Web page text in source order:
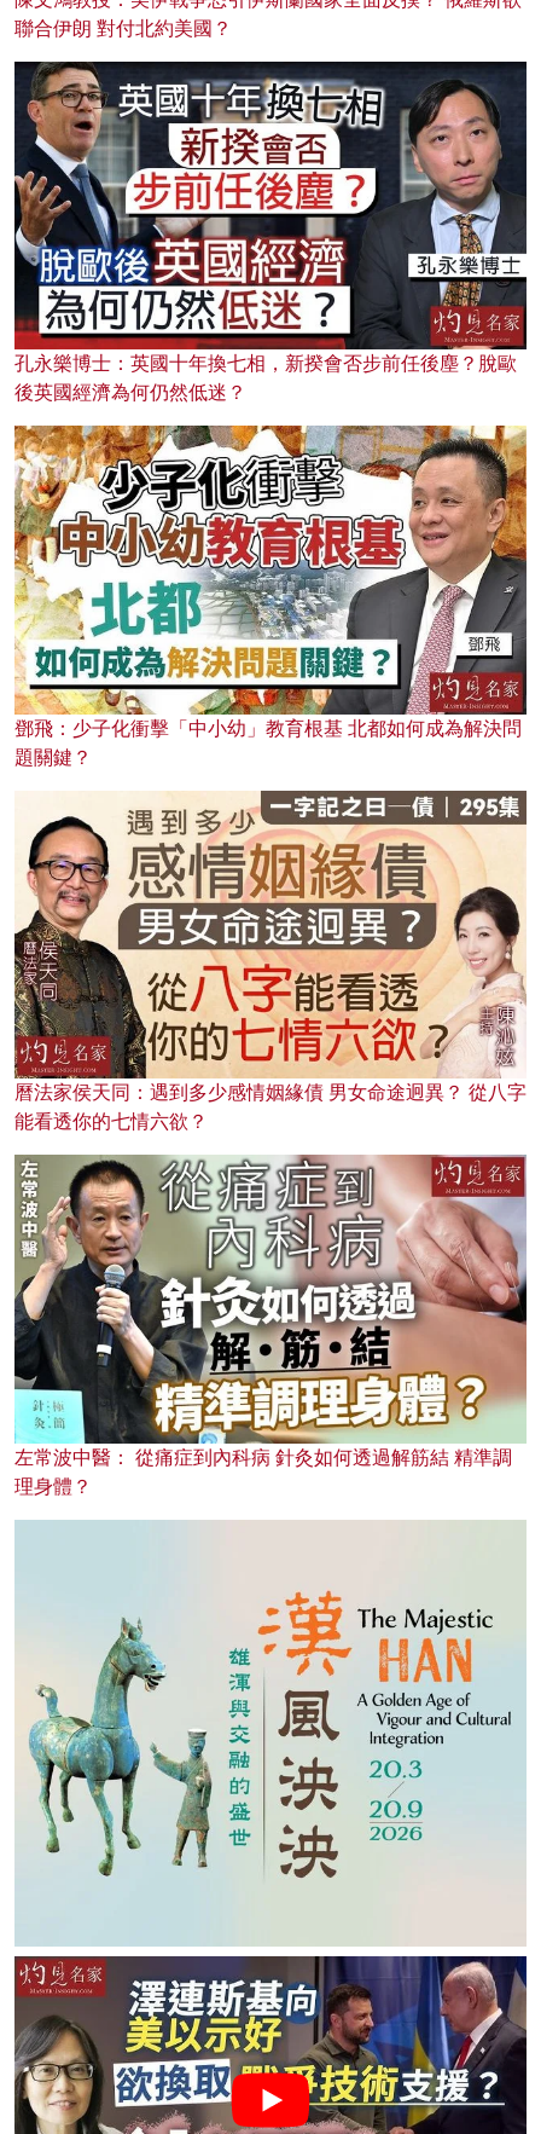
聯合伊朗 對付北約美國？
孔永樂博士：英國十年換七相，新揆會否步前任後塵？脫歐
後英國經濟為何仍然低迷？
鄧飛：少子化衝擊「中小幼」教育根基 北都如何成為解決問
題關鍵？
曆法家侯天同：遇到多少感情姻緣債 男女命途迥異？ 從八字
能看透你的七情六欲？
左常波中醫： 從痛症到內科病 針灸如何透過解筋結 精準調
理身體？